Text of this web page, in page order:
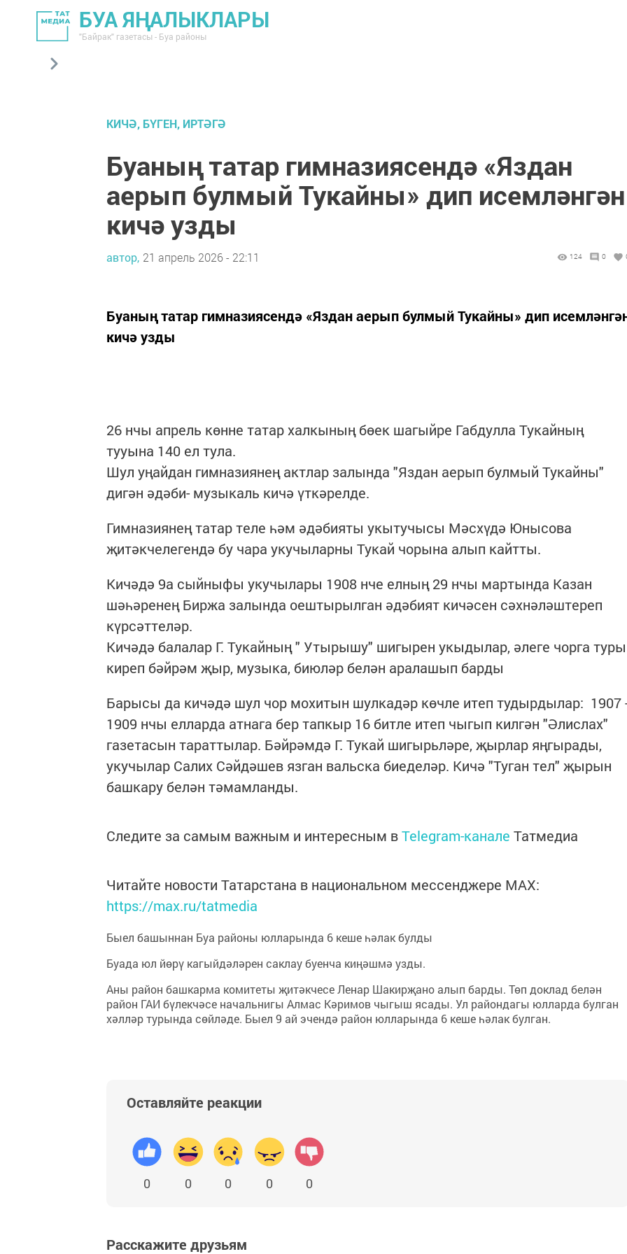
БУА ЯҢАЛЫКЛАРЫ
"Байрак" газетасы - Буа районы
КИЧӘ, БҮГЕН, ИРТӘГӘ
Буаның татар гимназиясендә «Яздан
аерып булмый Тукайны» дип исемләнгән
кичә узды
автор, 21 апрель 2026 - 22:11 124 0
Буаның татар гимназиясендә «Яздан аерып булмый Тукайны» дип
кичә узды
26 нчы апрель көнне татар халкының бөек шагыйре Габдулла Тукайның
тууына 140 ел тула.
Шул уңайдан гимназиянең актлар залында "Яздан аерып булмый Тукайны"
дигән әдәби- музыкаль кичә үткәрелде.
Гимназиянең татар теле һәм әдәбияты укытучысы Мәсхүдә Юнысова
җитәкчелегендә бу чара укучыларны Тукай чорына алып кайтты.
Кичәдә 9а сыйныфы укучылары 1908 нче елның 29 нчы мартында Казан
шәһәренең Биржа залында оештырылган әдәбият кичәсен сәхнәләштереп
күрсәттеләр.
Кичәдә балалар Г. Тукайның " Утырышу" шигырен укыдылар, әлеге чорга туры
киреп бәйрәм җыр, музыка, биюләр белән аралашып барды
Барысы да кичәдә шул чор мохитын шулкадәр көчле итеп тудырдылар: 1907
1909 нчы елларда атнага бер тапкыр 16 битле итеп чыгып килгән "Әлислах"
газетасын тараттылар. Бәйрәмдә Г. Тукай шигырьләре, җырлар яңгырады,
укучылар Салих Сәйдәшев язган вальска биеделәр. Кичә "Туган тел" җырын
башкару белән тәмамланды.
Следите за самым важным и интересным вTelegram-канале Татмедиа
Читайте новости Татарстана в национальном мессенджере MАХ:
https://max.ru/tatmedia
Быел башыннан Буа районы юлларында 6 кеше һәлак булды
Буада юл йөрү кагыйдәләрен саклау буенча киңәшмә узды.
Аны район башкарма комитеты җитәкчесе Ленар Шакирҗано алып барды. Төп доклад белән
район ГАИ бүлекчәсе начальнигы Алмас Кәримов чыгыш ясады. Ул райондагы юлларда булган
хәлләр турында сөйләде. Быел 9 ай эчендә район юлларында 6 кеше һәлак булган.
Оставляйте реакции
0 0 0 0 0
Расскажите друзьям